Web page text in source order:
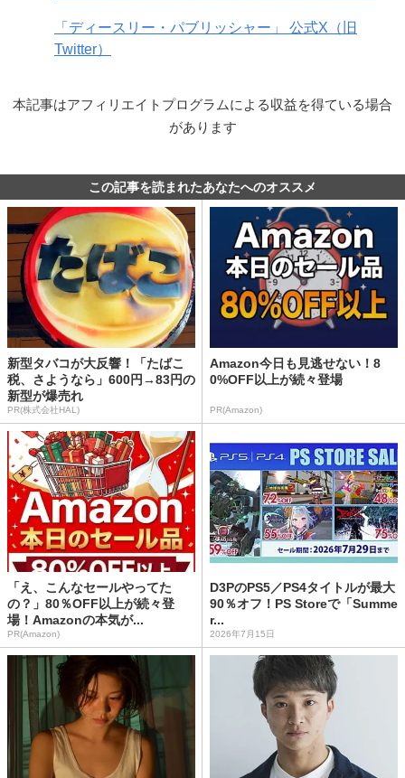
「ディースリー・パブリッシャー」 公式X（旧
Twitter）
本記事はアフィリエイトプログラムによる収益を得ている場合
があります
この記事を読まれたあなたへのオススメ
新型タバコが大反響！「たばこ
税、さようなら」600円→83円の
新型が爆売れ
PR(株式会社HAL)
Amazon今日も見逃せない！8
0%OFF以上が続々登場
PR(Amazon)
「え、こんなセールやってた
の？」80％OFF以上が続々登
場！Amazonの本気が...
PR(Amazon)
D3PのPS5／PS4タイトルが最大
90％オフ！PS Storeで「Summe
r...
2026年7月15日